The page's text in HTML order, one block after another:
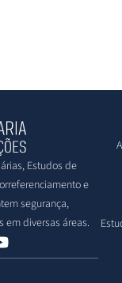
Estudos de
e
segurança,
em diversas áreas.